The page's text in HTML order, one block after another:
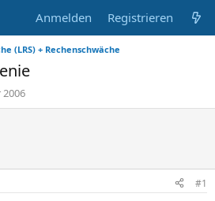
Anmelden Registrieren
(LRS) + Rechenschwäche
2006
#1